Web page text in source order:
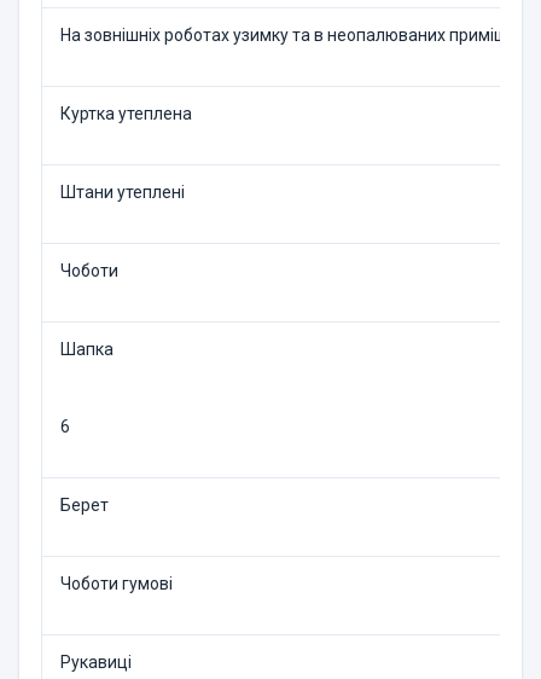
На зовнішніх роботах узим­ку та в неопалюваних
Куртка утеплена
Штани утеплені
Чоботи
Шапка
6
Берет
Чоботи гумові
Рукавиці